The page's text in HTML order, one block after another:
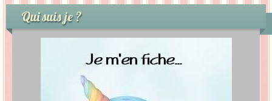
Qui suis je ?